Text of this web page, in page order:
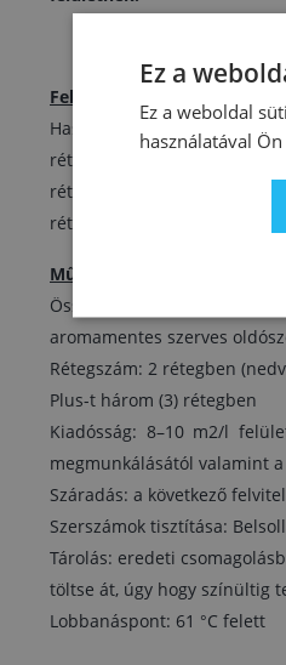
Felhasználás:
Használat előtt keverje fel,
rétegben) vigye fel a
rétegszámnál vegye
rétegek közt 24 óra. A
Műszaki adatok:
Összetétel: alkid-
aromamentes szerves
Rétegszám: 2 rétegben
Plus-t három (3) rétegben
Kiadósság: 8–10 m2/l
megmunkálásától valamint
Száradás: a következő
Szerszámok tisztítása:
Tárolás: eredeti
töltse át, úgy hogy színültig
Lobbanáspont: 61 °C felett
Ez a
Ez a weboldal
használatával